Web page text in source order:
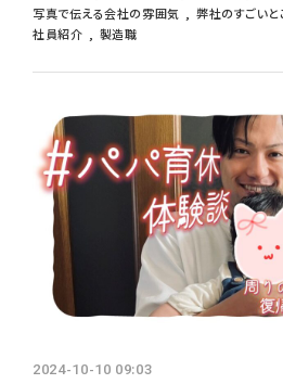
写真で伝える会社の雰囲気
弊社のすごいと
社員紹介
製造職
2024-10-10 09:03